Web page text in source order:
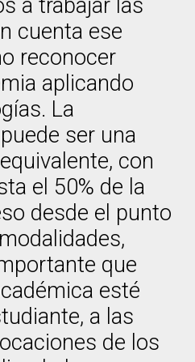
a trabajar las
cuenta ese
reconocer
aplicando
La
ser una
con
el 50% de la
desde el punto
que
esté
a las
de los